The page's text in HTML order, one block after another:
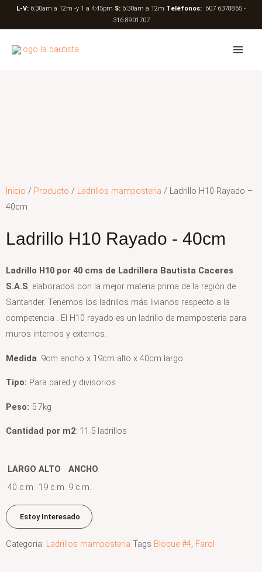
L-V: 6:30am a 12m -y 1 a 4:45pm S: 6:30am a 12m Teléfonos: 607 6378865 -
316 8901707
Inicio / Producto / Ladrillos mamposteria / Ladrillo H10 Rayado –
40cm
Ladrillo H10 Rayado - 40cm
Ladrillo H10 por 40 cms de Ladrillera Bautista Caceres
S.A.S, elaborados con la mejor materia prima de la región de
Santander. Tenemos los ladrillos más livianos respecto a la
competencia . El H10 rayado es un ladrillo de mampostería para
muros internos y externos.
Medida: 9cm ancho x 19cm alto x 40cm largo
Tipo: Para pared y divisorios
Peso: 5.7kg
Cantidad por m2: 11.5 ladrillos
LARGO ALTO
ANCHO
40 c.m. 19 c.m. 9 c.m.
Estoy Interesado
Categoria: Ladrillos mamposteria Tags Bloque #4, Farol